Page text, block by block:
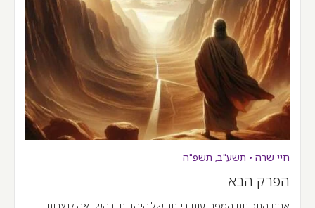
חיי שרה • תשע"ב, תשפ"ה
הפרק הבא